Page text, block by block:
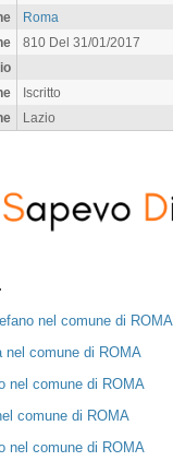
Roma
810 Del 31/01/2017
Iscritto
Lazio
nel comune di ROMA
nel comune di ROMA
nel comune di ROMA
comune di ROMA
nel comune di ROMA